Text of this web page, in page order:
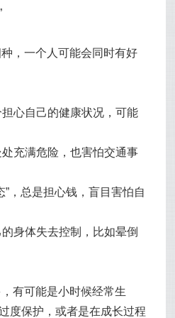
，一个人可能会同时有好
心自己的健康状况，可能
充满危险，也害怕交通事
”，总是担心钱，盲目害怕自
身体失去控制，比如晕倒
有可能是小时候经常生
度保护，或者是在成长过程